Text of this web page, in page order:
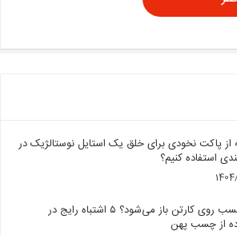
از پاکت نخودی برای خلق یک استایل نوستالژیک در
استفاده کنیم؟
چرا چسب روی کارتن باز می‌شود؟ ۵ اشتباه رایج در
از چسب پهن